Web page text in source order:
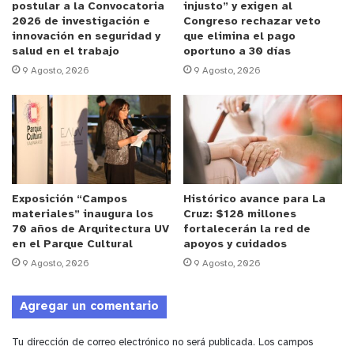
La iniciativa que se suma al amplio paquete de
medidas preventivas que desarrolla la
administración municipal, a la fecha ha permitido
la sanitización e higienización de cerca 400
vehículos entre colectivos y taxis. Esta tarea de se
lleva a cabo tanto en el exterior de los móviles
(usando amonio cuaternario) como en el interior
con un líquido desinfectante.
Finalmente, es importante señalar que la
sanitización de este tipo de vehículos continuará
realizándose las próximas semanas en la ciudad,
postular a la Convocatoria
2026 de investigación e
innovación en seguridad y
salud en el trabajo
9 Agosto, 2026
injusto” y exigen al
Congreso rechazar veto
que elimina el pago
oportuno a 30 días
9 Agosto, 2026
Exposición “Campos
materiales” inaugura los
70 años de Arquitectura UV
en el Parque Cultural
9 Agosto, 2026
Histórico avance para La
Cruz: $128 millones
fortalecerán la red de
apoyos y cuidados
9 Agosto, 2026
Agregar un comentario
Tu dirección de correo electrónico no será publicada. Los campos